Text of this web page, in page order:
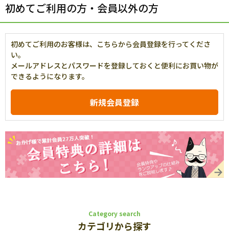
初めてご利用の方・会員以外の方
初めてご利用のお客様は、こちらから会員登録を行ってくださ
い。
メールアドレスとパスワードを登録しておくと便利にお買い物が
できるようになります。
Category search
カテゴリから探す